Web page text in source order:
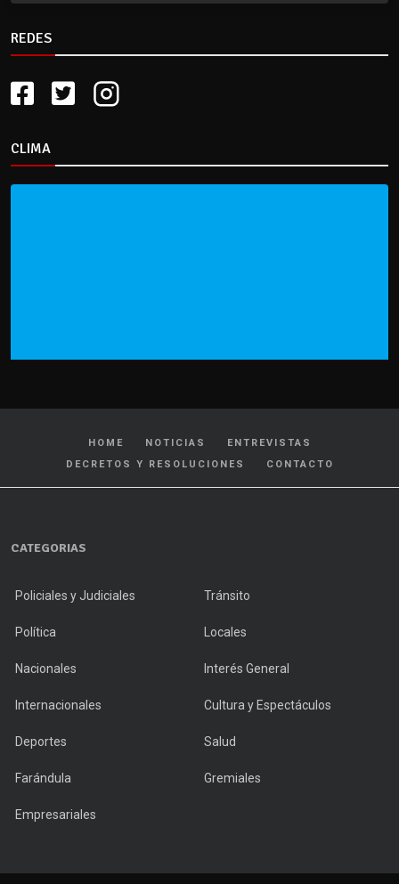
REDES
CLIMA
HOME NOTICIAS
ENTREVISTAS
DECRETOS Y RESOLUCIONES
CONTACTO
CATEGORIAS
Policiales y Judiciales Tránsito
Política Locales
Nacionales Interés General
Internacionales Cultura y Espectáculos
Deportes Salud
Farándula Gremiales
Empresariales